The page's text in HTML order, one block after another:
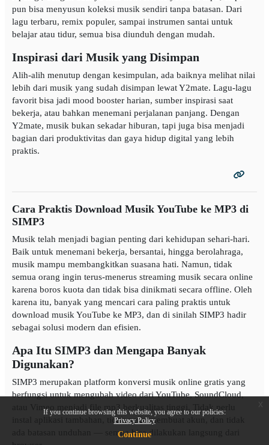
If you continue browsing this website, you agree to our policies:
Privacy Policy
Continue
pun bisa menyusun koleksi musik sendiri tanpa batasan. Dari
lagu terbaru, remix populer, sampai instrumen santai untuk
belajar atau tidur, semua bisa diunduh dengan mudah.
Inspirasi dari Musik yang Disimpan
Alih-alih menutup dengan kesimpulan, ada baiknya melihat nilai
lebih dari musik yang sudah disimpan lewat Y2mate. Lagu-lagu
favorit bisa jadi mood booster harian, sumber inspirasi saat
bekerja, atau bahkan menemani perjalanan panjang. Dengan
Y2mate, musik bukan sekadar hiburan, tapi juga bisa menjadi
bagian dari produktivitas dan gaya hidup digital yang lebih
praktis.
Cara Praktis Download Musik YouTube ke MP3 di
SIMP3
Musik telah menjadi bagian penting dari kehidupan sehari-hari.
Baik untuk menemani bekerja, bersantai, hingga berolahraga,
musik mampu membangkitkan suasana hati. Namun, tidak
semua orang ingin terus-menerus streaming musik secara online
karena boros kuota dan tidak bisa dinikmati secara offline. Oleh
karena itu, banyak yang mencari cara paling praktis untuk
download musik YouTube ke MP3, dan di sinilah SIMP3 hadir
sebagai solusi modern dan efisien.
Apa Itu SIMP3 dan Mengapa Banyak
Digunakan?
SIMP3 merupakan platform konversi musik online gratis yang
berfungsi untuk mengubah video dari YouTube, SoundCloud,
atau Vimeo menjadi file mp3 berkualitas tinggi. Tidak perlu
instal aplikasi tambahan, tidak perlu membuat akun, dan tidak
ada batasan unduhan — semua bisa dilakukan langsung dari